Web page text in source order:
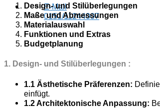
E-Mail
0151/11244007
Design- und Stilüberlegungen
Maße und Abmessungen
Materialauswahl
Funktionen und Extras
Budgetplanung
1. Design- und Stilüberlegungen :
1.1 Ästhetische Präferenzen:
einfügt.
1.2 Architektonische Anpassung: